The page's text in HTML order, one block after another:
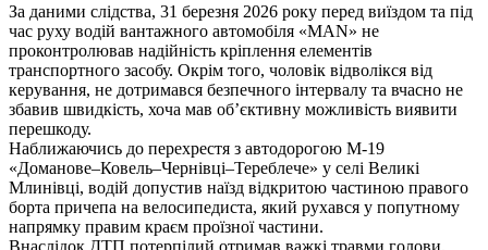
За даними слідства, 31 березня 2026 року перед виїздом та під
час руху водій вантажного автомобіля «MAN» не
проконтролював надійність кріплення елементів
транспортного засобу. Окрім того, чоловік відволікся від
керування, не дотримався безпечного інтервалу та вчасно не
збавив швидкість, хоча мав об’єктивну можливість виявити
перешкоду.
Наближаючись до перехрестя з автодорогою М-19
«Доманове–Ковель–Чернівці–Тереблече» у селі Великі
Млинівці, водій допустив наїзд відкритою частиною правого
борта причепа на велосипедиста, який рухався у попутному
напрямку правим краєм проїзної частини.
Внаслідок ДТП потерпілий отримав важкі травми голови,